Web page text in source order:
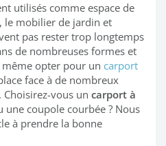
utilisés comme espace de
le mobilier de jardin et
pas rester trop longtemps
de nombreuses formes et
opter pour un carport
face à de nombreux
Choisirez-vous un carport à
une coupole courbée ? Nous
à prendre la bonne